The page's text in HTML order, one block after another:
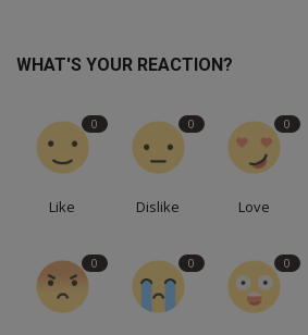
WHAT'S YOUR REACTION?
0
Like
0
Dislike
0
Love
0 0 0